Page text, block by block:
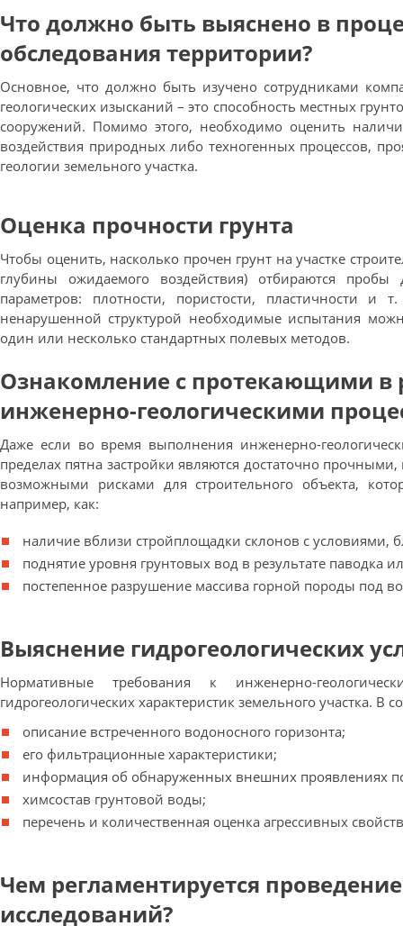
Что должно быть выяснено в
обследования территории?
Основное, что должно быть изучено сотрудниками
геологических изысканий – это способность местных
сооружений. Помимо этого, необходимо оценить
воздействия природных либо техногенных процессов,
геологии земельного участка.
Оценка прочности грунта
Чтобы оценить, насколько прочен грунт на участке
глубины ожидаемого воздействия) отбираются пробы
параметров: плотности, пористости, пластичности
ненарушенной структурой необходимые испытания
один или несколько стандартных полевых методов.
Ознакомление с протекающими в
инженерно-геологическими
Даже если во время выполнения инженерно-
пределах пятна застройки являются достаточно
возможными рисками для строительного объекта,
например, как:
наличие вблизи стройплощадки склонов с условиями,
поднятие уровня грунтовых вод в результате паводка
постепенное разрушение массива горной породы под
Выяснение гидрогеологических
Нормативные требования к инженерно-
гидрогеологических характеристик земельного участка. В
описание встреченного водоносного горизонта;
его фильтрационные характеристики;
информация об обнаруженных внешних проявлениях
химсостав грунтовой воды;
перечень и количественная оценка агрессивных
Чем регламентируется
исследований?